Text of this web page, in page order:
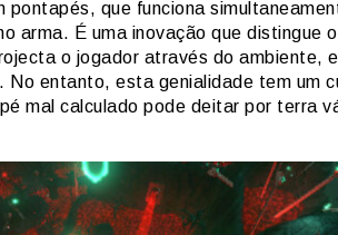
pontapés, que funciona
arma. É uma inovação que distingue
o jogador através do ambiente,
No entanto, esta genialidade tem um
mal calculado pode deitar por terra